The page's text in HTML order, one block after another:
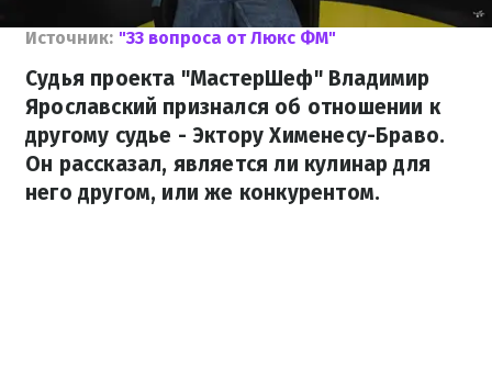
Источник: "33 вопроса от Люкс ФМ"
Судья проекта "МастерШеф" Владимир
Ярославский признался об отношении к
другому судье - Эктору Хименесу-Браво.
Он рассказал, является ли кулинар для
него другом, или же конкурентом.